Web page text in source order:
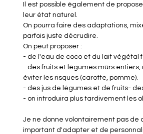
Il est possible également de
leur état naturel.
On pourra faire des adaptations,
parfois juste décrudire.
On peut proposer :
- de l'eau de coco et du lait végétal
- des fruits et légumes mûrs entiers,
éviter les risques (carotte, pomme).
- des jus de légumes et de fruits-
- on introduira plus tardivement les
Je ne donne volontairement pas de
important d'adapter et de